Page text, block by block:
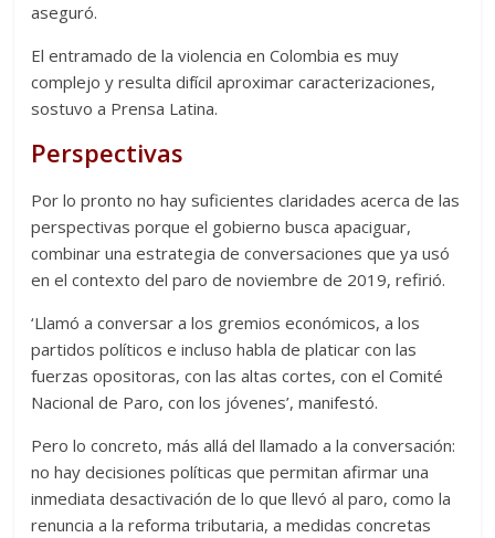
aseguró.
El entramado de la violencia en Colombia es muy
complejo y resulta difícil aproximar caracterizaciones,
sostuvo a Prensa Latina.
Perspectivas
Por lo pronto no hay suficientes claridades acerca de las
perspectivas porque el gobierno busca apaciguar,
combinar una estrategia de conversaciones que ya usó
en el contexto del paro de noviembre de 2019, refirió.
‘Llamó a conversar a los gremios económicos, a los
partidos políticos e incluso habla de platicar con las
fuerzas opositoras, con las altas cortes, con el Comité
Nacional de Paro, con los jóvenes’, manifestó.
Pero lo concreto, más allá del llamado a la conversación:
no hay decisiones políticas que permitan afirmar una
inmediata desactivación de lo que llevó al paro, como la
renuncia a la reforma tributaria, a medidas concretas